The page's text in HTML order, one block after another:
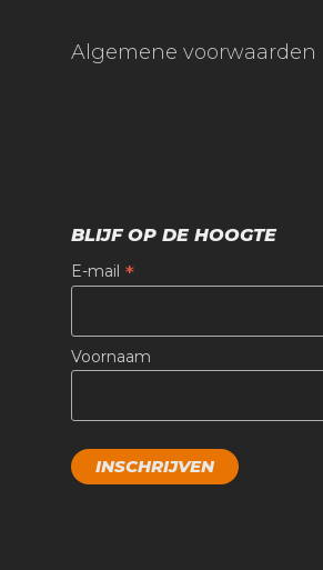
Algemene voorwaarden
BLIJF OP DE HOOGTE
E-mail *
Voornaam